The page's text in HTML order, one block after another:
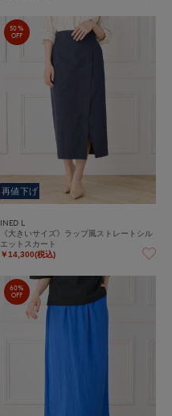
50%
OFF
再値下げ
INED L
《大きいサイズ》ラップ風ストレートシル
エットスカート
￥14,300(税込)
60%
OFF